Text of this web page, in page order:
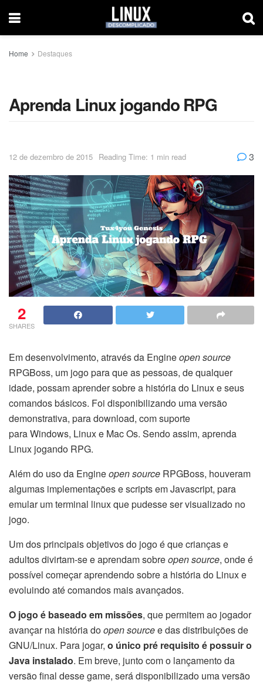
Home Destaques
Aprenda Linux jogando RPG
12 de dezembro de 2015 Reading Time: 1 min read 3
2
SHARES
Em desenvolvimento, através da Engineopen source
RPGBoss, um jogo para que as pessoas, de qualquer
idade, possam aprender sobre a história do Linux e seus
comandos básicos. Foi disponibilizando uma versão
demonstrativa, para download, com suporte
para Windows, Linux e Mac Os. Sendo assim, aprenda
Linux jogando RPG.
Além do uso da Engineopen source RPGBoss, houveram
algumas implementações e scripts em Javascript, para
emular um terminal linux que pudesse ser visualizado no
jogo.
Um dos principais objetivos do jogo é que crianças e
adultos divirtam-se e aprendam sobreopen source, onde é
possível começar aprendendo sobre a história do Linux e
evoluindo até comandos mais avançados.
O jogo é baseado em missões, que permitem ao jogador
avançar na história doopen sourcee das distribuições de
GNU/Linux. Para jogar, o único pré requisito é possuir o
Java instalado. Em breve, junto com o lançamento da
versão final desse game, será disponibilizado uma versão